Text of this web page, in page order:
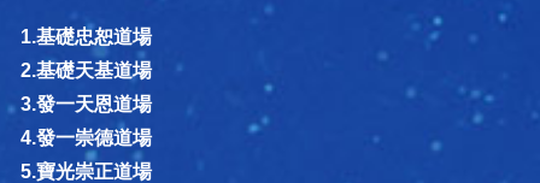
1.基礎忠恕道場
2.基礎天基道場
3.發一天恩道場
4.發一崇德道場
5.寶光崇正道場